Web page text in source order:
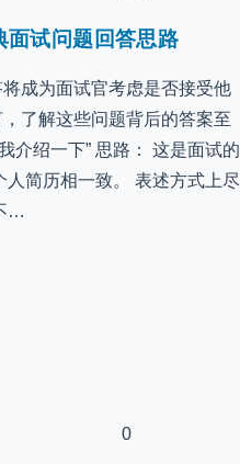
试问题回答思路
成为面试官考虑是否接受他
了解这些问题背后的答案至
介绍一下” 思路： 这是面试的
简历相一致。 表述方式上尽
…
0